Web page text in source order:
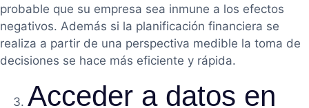
probable que su empresa sea inmune a los efectos
negativos. Además si la planificación financiera se
realiza a partir de una perspectiva medible la toma de
decisiones se hace más eficiente y rápida.
Acceder a datos en